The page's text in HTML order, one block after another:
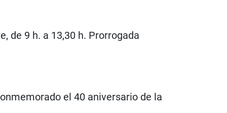
9 h. a 13,30 h. Prorrogada
el 40 aniversario de la